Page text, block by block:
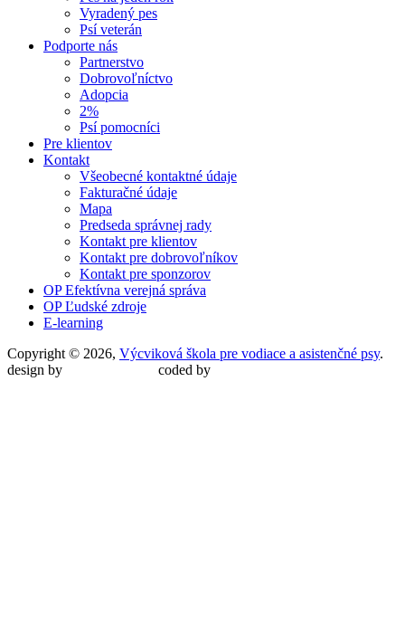
Vyradený pes
Psí veterán
Podporte nás
Partnerstvo
Dobrovoľníctvo
Adopcia
2%
Psí pomocníci
Pre klientov
Kontakt
Všeobecné kontaktné údaje
Fakturačné údaje
Mapa
Predseda správnej rady
Kontakt pre klientov
Kontakt pre dobrovoľníkov
Kontakt pre sponzorov
OP Efektívna verejná správa
OP Ľudské zdroje
E-learning
Copyright © 2026, Výcviková škola pre vodiace a asistenčné psy.
design by
coded by